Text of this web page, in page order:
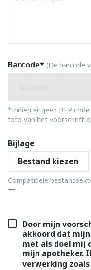
Barcode* (De barcode
*Indien er geen BEP
foto van het voorschrift
Bijlage
Compatibele
Door mijn
akkoord dat
met als doel mij
mijn apotheker.
verwerking